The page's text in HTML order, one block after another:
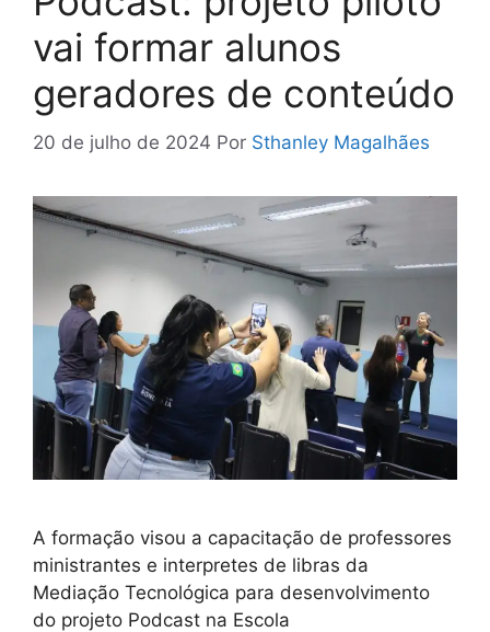
vai formar alunos
geradores de conteúdo
20 de julho de 2024 Por Sthanley Magalhães
A formação visou a capacitação de professores
ministrantes e interpretes de libras da
Mediação Tecnológica para desenvolvimento
do projeto Podcast na Escola